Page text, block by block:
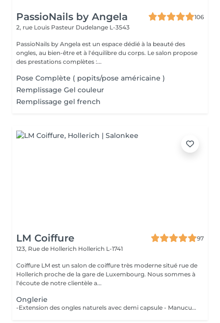
PassioNails by Angela
106
2, rue Louis Pasteur Dudelange L-3543
PassioNails by Angela est un espace dédié à la beauté des
ongles, au bien-être et à l'équilibre du corps. Le salon propose
des prestations complètes :...
Pose Complète ( popits/pose américaine )
Remplissage Gel couleur
Remplissage gel french
LM Coiffure
97
123, Rue de Hollerich Hollerich L-1741
Coiffure LM est un salon de coiffure très moderne situé rue de
Hollerich proche de la gare de Luxembourg. Nous sommes à
l'écoute de notre clientèle a...
Onglerie
-Extension des ongles naturels avec demi capsule - Manucure combinée incluse ( Si vous voulez une french babyboomer, déco, veuillez svp cocher l'onglet en plus) - Remplissage de vos ongles avec du gel - Entre 3 et 4 semaine maximum